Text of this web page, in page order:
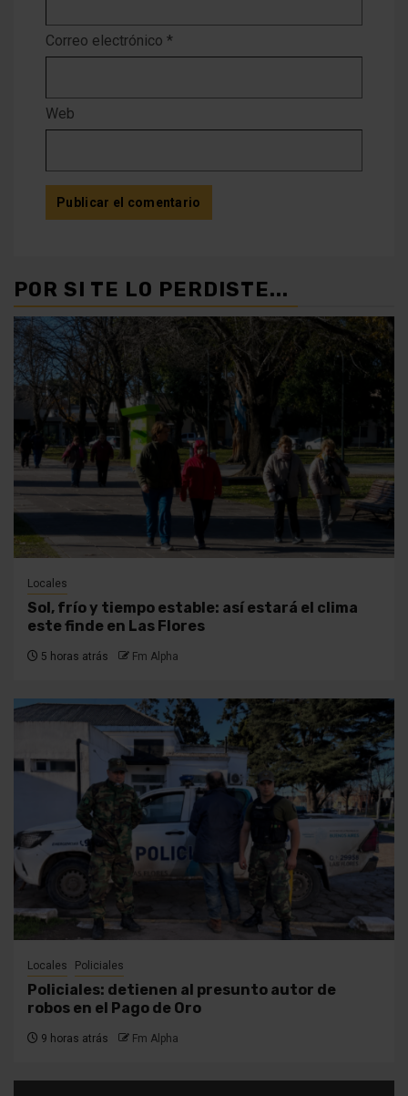
Correo electrónico *
Web
POR SI TE LO PERDISTE...
Locales
Sol, frío y tiempo estable: así estará el clima
este finde en Las Flores
5 horas atrás Fm Alpha
Locales Policiales
Policiales: detienen al presunto autor de
robos en el Pago de Oro
9 horas atrás Fm Alpha